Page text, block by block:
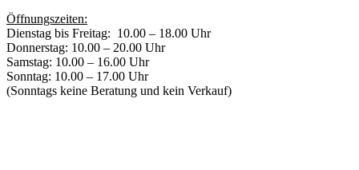
Öffnungszeiten:
Dienstag bis Freitag: 10.00 – 18.00 Uhr
Donnerstag: 10.00 – 20.00 Uhr
Samstag: 10.00 – 16.00 Uhr
Sonntag: 10.00 – 17.00 Uhr
(Sonntags keine Beratung und kein Verkauf)